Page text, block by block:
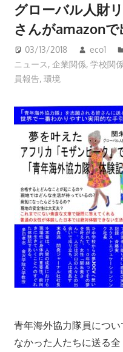
グローバル人財
さんがamazonで
03/13/2018 eco1
ニュース, 企業関係, 学校関
員報告, 環境
青年海外協力隊員につ
なかった人たちに送る